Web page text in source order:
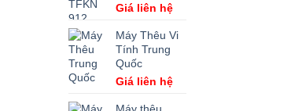
Giá liên hệ
Máy Thêu Vi
Tính Trung
Quốc
Giá liên hệ